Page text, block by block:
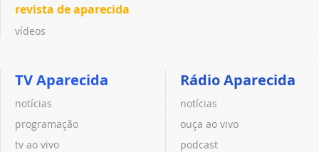
revista de aparecida
vídeos
TV Aparecida
notícias
programação
tv ao vivo
Rádio Aparecida
notícias
ouça ao vivo
podcast